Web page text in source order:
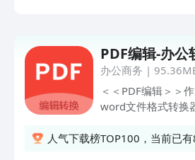
招聘管理提供强力
管理）：全面实现
的处理，实现企业
PDF编辑-办公
办公商务 |
＜＜PDF编辑＞＞
word文件格式转换
PDF，并能实现简
人气下载榜TOP100，当前已